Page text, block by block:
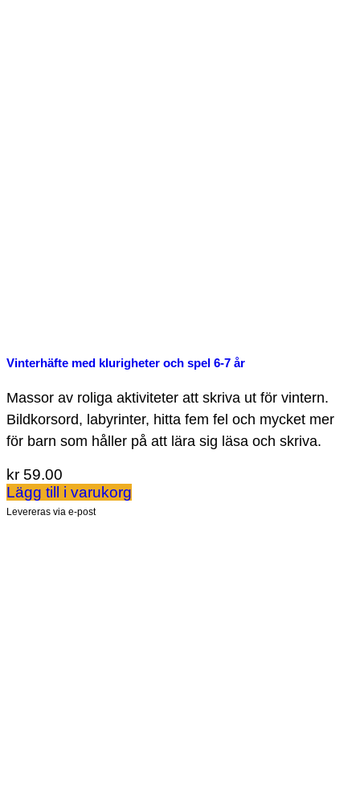
Vinterhäfte med klurigheter och spel 6-7 år
Massor av roliga aktiviteter att skriva ut för vintern.
Bildkorsord, labyrinter, hitta fem fel och mycket mer
för barn som håller på att lära sig läsa och skriva.
kr 59.00
Lägg till i varukorg
Levereras via e-post